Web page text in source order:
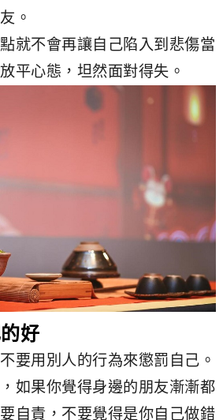
。
就不會再讓自己陷入到悲傷當
平心態，坦然面對得失。
好
要用別人的行為來懲罰自己。
如果你覺得身邊的朋友漸漸都
自責，不要覺得是你自己做錯